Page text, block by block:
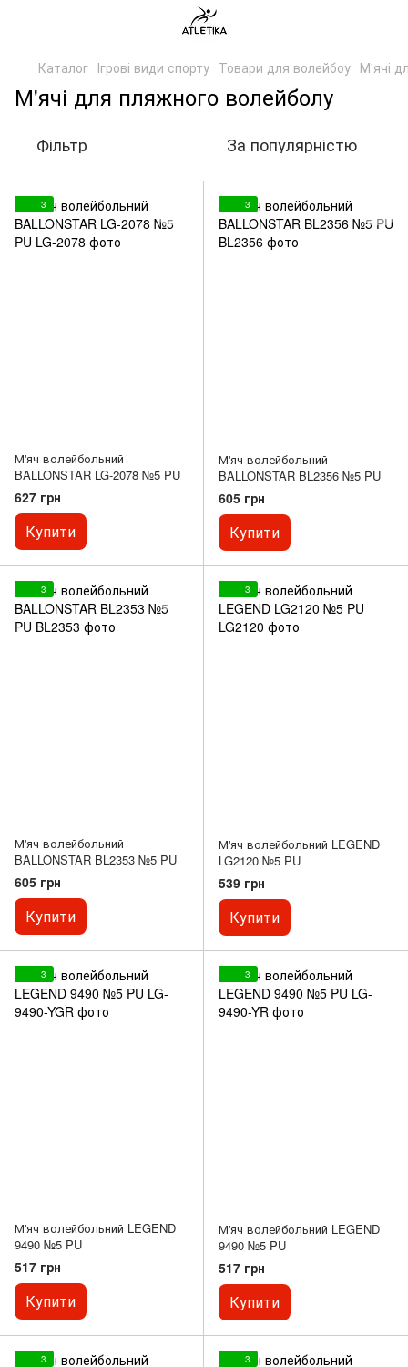
Каталог Ігрові види спорту Товари для волейбоу М'ячі
М'ячі для пляжного волейболу
Фільтр За популярністю
3
М'яч волейбольний
BALLONSTAR LG-2078 №5 PU
627 грн
Купити
3
М'яч волейбольний
BALLONSTAR BL2356 №5 PU
605 грн
Купити
3
М'яч волейбольний
BALLONSTAR BL2353 №5 PU
605 грн
Купити
3
М'яч волейбольний LEGEND
LG2120 №5 PU
539 грн
Купити
3
М'яч волейбольний LEGEND
9490 №5 PU
517 грн
Купити
3
М'яч волейбольний LEGEND
9490 №5 PU
517 грн
Купити
3 3